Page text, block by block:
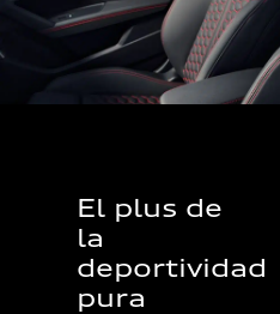
El plus de
la
deportividad
pura